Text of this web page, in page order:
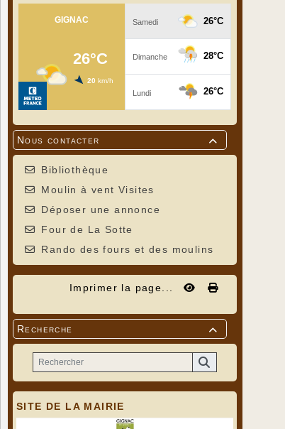

Nous contacter
Bibliothèque
Moulin à vent Visites
Déposer une annonce
Four de La Sotte
Rando des fours et des moulins
Imprimer la page...

Recherche
SITE DE LA MAIRIE